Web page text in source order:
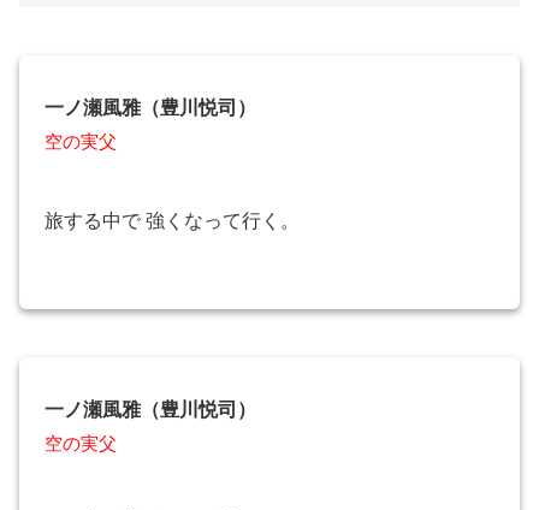
一ノ瀬風雅（豊川悦司）
空の実父
旅する中で 強くなって行く。
一ノ瀬風雅（豊川悦司）
空の実父